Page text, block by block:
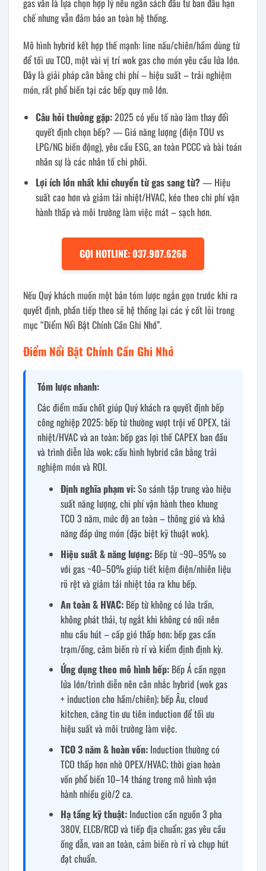
gas vẫn là lựa chọn hợp lý nếu ngân sách đầu tư ban đầu hạn
chế nhưng vẫn đảm bảo an toàn hệ thống.
Mô hình hybrid kết hợp thế mạnh: line nấu/chiên/hầm dùng từ
để tối ưu TCO, một vài vị trí wok gas cho món yêu cầu lửa lớn.
Đây là giải pháp cân bằng chi phí – hiệu suất – trải nghiệm
món, rất phổ biến tại các bếp quy mô lớn.
Câu hỏi thường gặp:2025 có yếu tố nào làm thay đổi
quyết định chọn bếp? — Giá năng lượng (điện TOU vs
LPG/NG biến động), yêu cầu ESG, an toàn PCCC và bài toán
nhân sự là các nhân tố chi phối.
Lợi ích lớn nhất khi chuyển từ gas sang từ?— Hiệu
suất cao hơn và giảm tải nhiệt/HVAC, kéo theo chi phí vận
hành thấp và môi trường làm việc mát – sạch hơn.
GỌI HOTLINE: 037.907.6268
Nếu Quý khách muốn một bản tóm lược ngắn gọn trước khi ra
quyết định, phần tiếp theo sẽ hệ thống lại các ý cốt lõi trong
mục “Điểm Nổi Bật Chính Cần Ghi Nhớ”.
Điểm Nổi Bật Chính Cần Ghi Nhớ
Tóm lược nhanh:
Các điểm mấu chốt giúp Quý khách ra quyết định bếp
công nghiệp 2025: bếp từ thường vượt trội về OPEX, tải
nhiệt/HVAC và an toàn; bếp gas lợi thế CAPEX ban đầu
và trình diễn lửa wok; cấu hình hybrid cân bằng trải
nghiệm món và ROI.
Định nghĩa phạm vi:So sánh tập trung vào hiệu
suất năng lượng, chi phí vận hành theo khung
TCO 3 năm, mức độ an toàn – thông gió và khả
năng đáp ứng món (đặc biệt kỹ thuật wok).
Hiệu suất & năng lượng:Bếp từ ~90–95% so
với gas ~40–50% giúp tiết kiệm điện/nhiên liệu
rõ rệt và giảm tải nhiệt tỏa ra khu bếp.
An toàn & HVAC:Bếp từ không có lửa trần,
không phát thải, tự ngắt khi không có nồi nên
nhu cầu hút – cấp gió thấp hơn; bếp gas cần
trạm/ống, cảm biến rò rỉ và kiểm định định kỳ.
Ứng dụng theo mô hình bếp:Bếp Á cần ngọn
lửa lớn/trình diễn nên cân nhắc hybrid (wok gas
+ induction cho hầm/chiên); bếp Âu, cloud
kitchen, căng tin ưu tiên induction để tối ưu
hiệu suất và môi trường làm việc.
TCO 3 năm & hoàn vốn:Induction thường có
TCO thấp hơn nhờ OPEX/HVAC; thời gian hoàn
vốn phổ biến 10–14 tháng trong mô hình vận
hành nhiều giờ/2 ca.
Hạ tầng kỹ thuật:Induction cần nguồn 3 pha
380V, ELCB/RCD và tiếp địa chuẩn; gas yêu cầu
ống dẫn, van an toàn, cảm biến rò rỉ và chụp hút
đạt chuẩn.